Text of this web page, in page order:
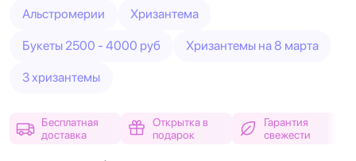
Альстромерии Хризантема
Букеты 2500 - 4000 руб Хризантемы на 8 марта
3 хризантемы
Бесплатная
доставка
Открытка в
подарок
Гарантия
свежести